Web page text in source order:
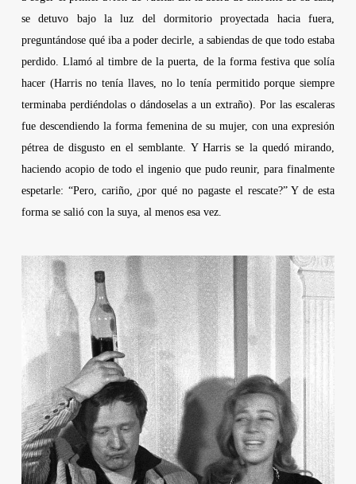
se detuvo bajo la luz del dormitorio proyectada hacia fuera,
preguntándose qué iba a poder decirle, a sabiendas de que todo estaba
perdido. Llamó al timbre de la puerta, de la forma festiva que solía
hacer (Harrisno tenía llaves, no lo tenía permitido porque siempre
terminaba perdiéndolas o dándoselas a un extraño). Por las escaleras
fue descendiendo la forma femenina de su mujer, con una expresión
pétrea de disgusto en el semblante. Y Harrisse la quedó mirando,
haciendo acopio de todo el ingenio que pudo reunir, para finalmente
espetarle: “Pero, cariño, ¿por qué no pagaste el rescate?” Y de esta
forma se salió con la suya, al menos esa vez.